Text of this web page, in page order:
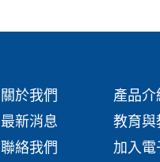
關於我們
最新消息
聯絡我們
產品介
教育與
加入電